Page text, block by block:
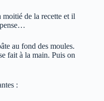
moitié de la recette et il
pense…
au fond des moules.
fait à la main. Puis on
: